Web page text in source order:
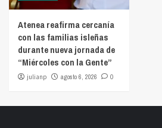
Atenea reafirma cercanía
con las familias isleñas
durante nueva jornada de
“Miércoles con la Gente”
julianp agosto 6, 2026 0